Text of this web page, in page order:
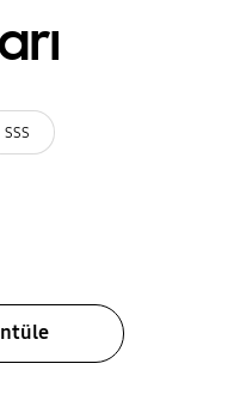
SSS